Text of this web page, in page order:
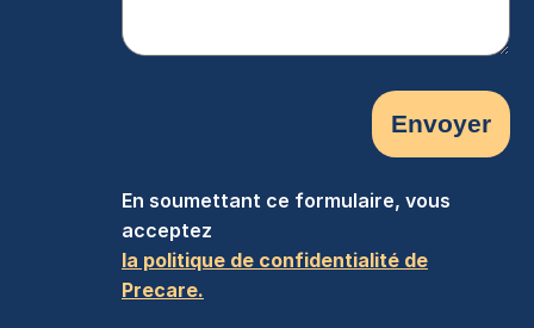
En soumettant ce formulaire, vous
acceptez
la politique de confidentialité de
Precare.